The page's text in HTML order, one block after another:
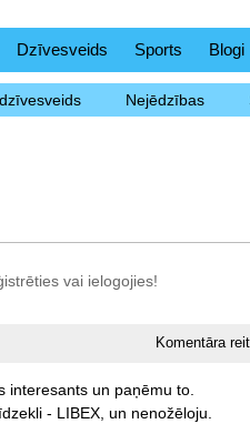
Dzīvesveids Sports Blogi
Nejēdzības
vai ielogojies!
Komentāra
interesants un paņēmu to.
- LIBEX, un nenožēloju.